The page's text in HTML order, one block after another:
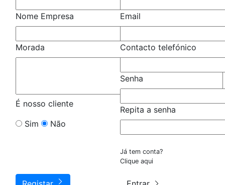
Nome Empresa
Morada
É nosso cliente
Sim
Não
Email
Contacto telefónico
Senha
Repita a senha
Já tem conta?
Clique aqui